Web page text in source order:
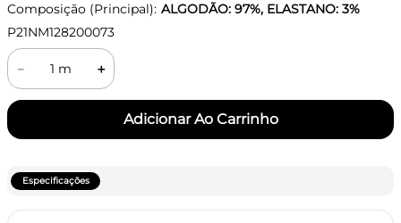
Composição (Principal): ALGODÃO: 97%, ELASTANO: 3%
P21NM128200073
＋
－
Especificações